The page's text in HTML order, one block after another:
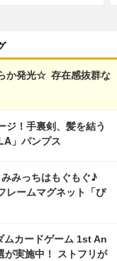
か発光☆ 存在感抜群な
ジ！手裏剣、髪を結う
」パンプス
みっちはもぐもぐ♪
レームマグネット「ぴ
ムカードゲーム 1st An
実施中！ ストフリが